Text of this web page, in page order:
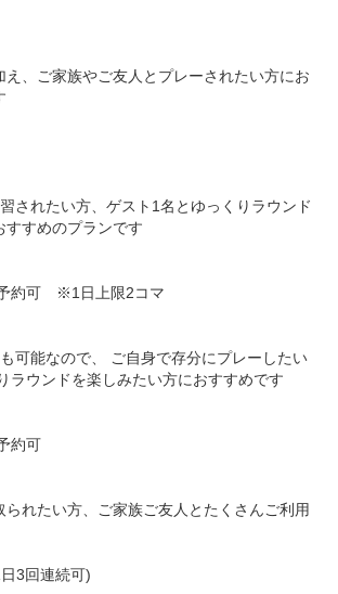
え、ご家族やご友人とプレーされたい方にお
されたい方、ゲスト1名とゆっくりラウンド
すすめのプランです
約可　※1日上限2コマ
可能なので、 ご自身で存分にプレーしたい
ラウンドを楽しみたい方におすすめです
約可
られたい方、ご家族ご友人とたくさんご利用
3回連続可)